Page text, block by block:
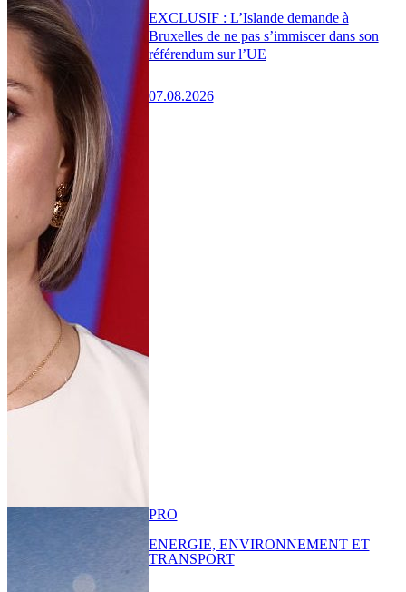
EXCLUSIF : L’Islande demande à
Bruxelles de ne pas s’immiscer dans son
référendum sur l’UE
07.08.2026
PRO
ENERGIE, ENVIRONNEMENT ET
TRANSPORT